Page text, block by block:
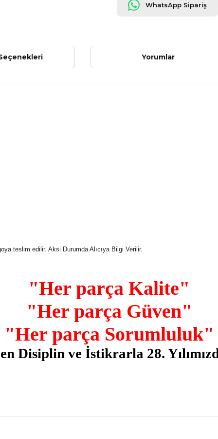
WhatsApp Sipariş
Yorumlar
teslim edilir. Aksi Durumda Alıcıya Bilgi Verilir.
"Her parça Kalite"
"Her parça Güven"
"Her parça Sorumluluk"
Disiplin ve İstikrarla 28.